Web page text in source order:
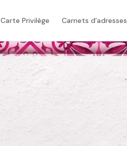
Carte Privilège Carnets d'adresses